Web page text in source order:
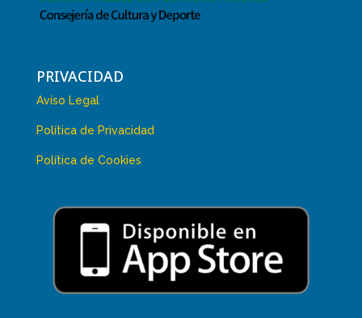
PRIVACIDAD
Aviso Legal
Política de Privacidad
Política de Cookies